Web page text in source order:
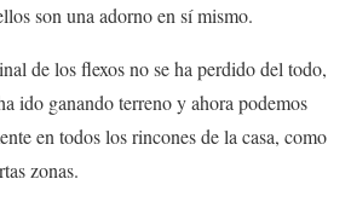
son una adorno en sí mismo.
de los flexos no se ha perdido del todo,
ido ganando terreno y ahora podemos
en todos los rincones de la casa, como
zonas.